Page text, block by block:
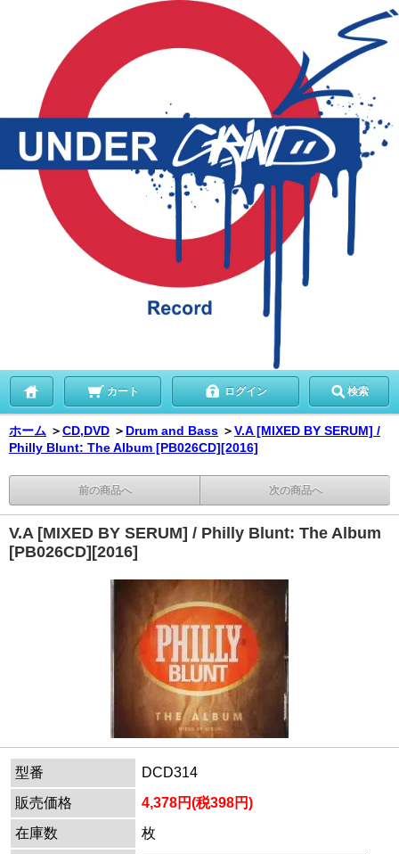
カート ログイン 検索
ホーム ＞CD,DVD ＞ Drum and Bass ＞V.A [MIXED BY SERUM] /
Philly Blunt: The Album [PB026CD][2016]
前の商品へ 次の商品へ
V.A [MIXED BY SERUM] / Philly Blunt: The Album
[PB026CD][2016]
型番
DCD314
販売価格
4,378円(税398円)
在庫数
枚